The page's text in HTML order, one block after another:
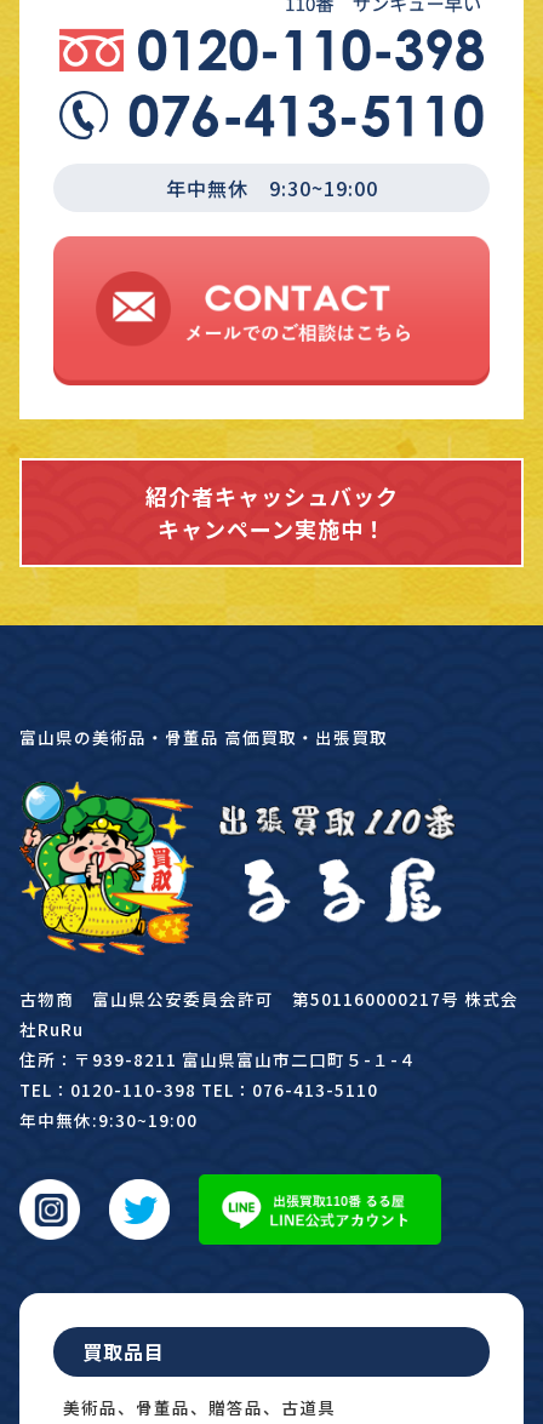
年中無休 9:30~19:00
紹介者キャッシュバック
キャンペーン実施中！
富山県の美術品・骨董品 高価買取・出張買取
古物商 富山県公安委員会許可 第501160000217号 株式会
社RuRu
住所：〒939-8211 富山県富山市二口町５-１-４
TEL：0120-110-398 TEL：076-413-5110
年中無休:9:30~19:00
買取品目
美術品、骨董品、贈答品、古道具